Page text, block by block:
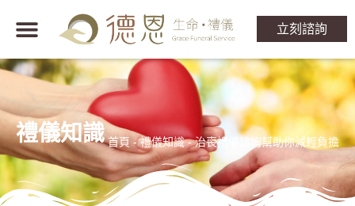
立刻諮詢
禮儀知識 首頁 -禮儀知識-治喪禮儀諮詢幫助你減輕負擔